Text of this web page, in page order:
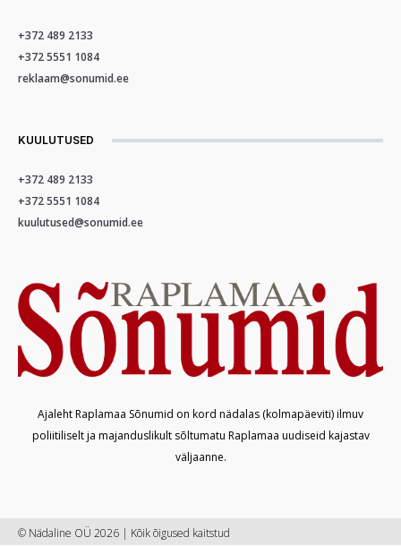
+372 489 2133
+372 5551 1084
reklaam@sonumid.ee
KUULUTUSED
+372 489 2133
+372 5551 1084
kuulutused@sonumid.ee
Ajaleht Raplamaa Sõnumid on kord nädalas (kolmapäeviti) ilmuv
poliitiliselt ja majanduslikult sõltumatu Raplamaa uudiseid kajastav
väljaanne.
© Nädaline OÜ 2026 | Kõik õigused kaitstud